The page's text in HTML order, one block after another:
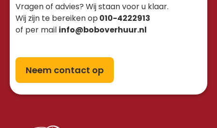
Vragen of advies? Wij staan voor u klaar.
Wij zijn te bereiken op 010-4222913
of per mail info@boboverhuur.nl
Neem contact op